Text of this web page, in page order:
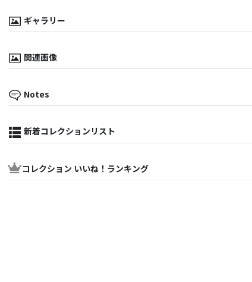
ギャラリー
関連画像
Notes
新着コレクションリスト
コレクション いいね！ランキング